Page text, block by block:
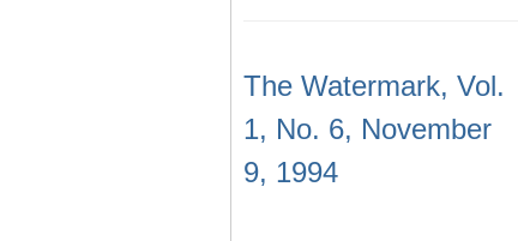
The Watermark, Vol.
1, No. 6, November
9, 1994